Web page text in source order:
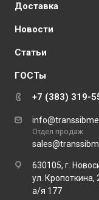
Доставка
Новости
Статьи
ГОСТы
+7 (383) 319-
Отдел продаж
630105, г.
ул. Кропоткина,
а/я 177